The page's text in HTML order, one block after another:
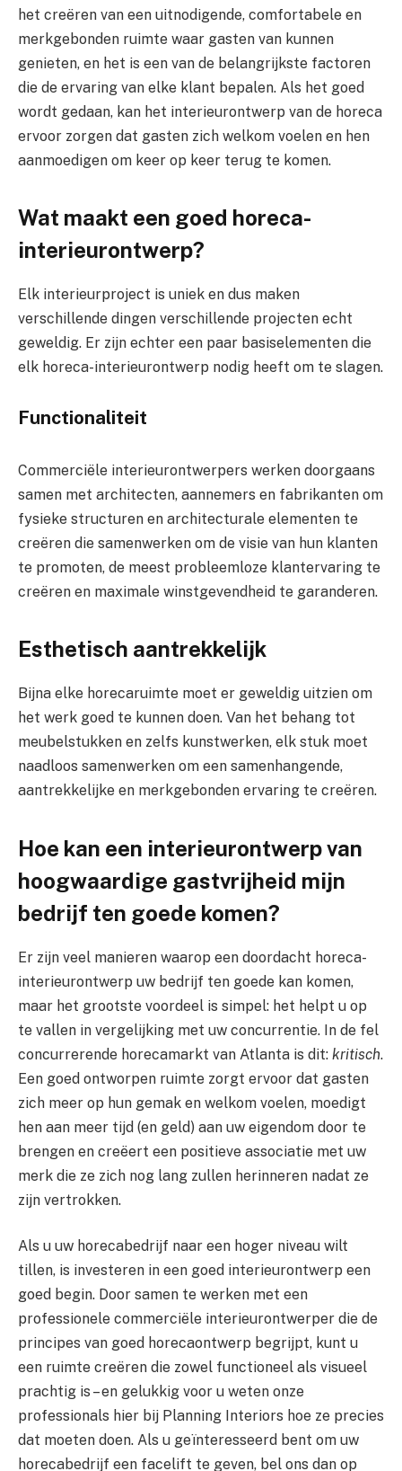
het creëren van een uitnodigende, comfortabele en
merkgebonden ruimte waar gasten van kunnen
genieten, en het is een van de belangrijkste factoren
die de ervaring van elke klant bepalen. Als het goed
wordt gedaan, kan het interieurontwerp van de horeca
ervoor zorgen dat gasten zich welkom voelen en hen
aanmoedigen om keer op keer terug te komen.
Wat maakt een goed horeca-
interieurontwerp?
Elk interieurproject is uniek en dus maken
verschillende dingen verschillende projecten echt
geweldig. Er zijn echter een paar basiselementen die
elk horeca-interieurontwerp nodig heeft om te slagen.
Functionaliteit
Commerciële interieurontwerpers werken doorgaans
samen met architecten, aannemers en fabrikanten om
fysieke structuren en architecturale elementen te
creëren die samenwerken om de visie van hun klanten
te promoten, de meest probleemloze klantervaring te
creëren en maximale winstgevendheid te garanderen.
Esthetisch aantrekkelijk
Bijna elke horecaruimte moet er geweldig uitzien om
het werk goed te kunnen doen. Van het behang tot
meubelstukken en zelfs kunstwerken, elk stuk moet
naadloos samenwerken om een ​​samenhangende,
aantrekkelijke en merkgebonden ervaring te creëren.
Hoe kan een interieurontwerp van
hoogwaardige gastvrijheid mijn
bedrijf ten goede komen?
Er zijn veel manieren waarop een doordacht horeca-
interieurontwerp uw bedrijf ten goede kan komen,
maar het grootste voordeel is simpel: het helpt u op
te vallen in vergelijking met uw concurrentie. In de fel
concurrerende horecamarkt van Atlanta is dit: kritisch.
Een goed ontworpen ruimte zorgt ervoor dat gasten
zich meer op hun gemak en welkom voelen, moedigt
hen aan meer tijd (en geld) aan uw eigendom door te
brengen en creëert een positieve associatie met uw
merk die ze zich nog lang zullen herinneren nadat ze
zijn vertrokken.
Als u uw horecabedrijf naar een hoger niveau wilt
tillen, is investeren in een goed interieurontwerp een
goed begin. Door samen te werken met een
professionele commerciële interieurontwerper die de
principes van goed horecaontwerp begrijpt, kunt u
een ruimte creëren die zowel functioneel als visueel
prachtig is – en gelukkig voor u weten onze
professionals hier bij Planning Interiors hoe ze precies
dat moeten doen. Als u geïnteresseerd bent om uw
horecabedrijf een facelift te geven, bel ons dan op